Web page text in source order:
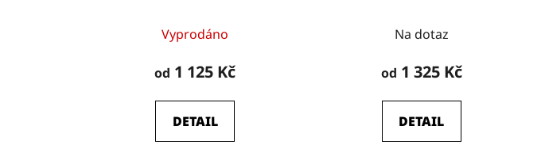
Vyprodáno
od 1 125 Kč
DETAIL
Na dotaz
od 1 325 Kč
DETAIL